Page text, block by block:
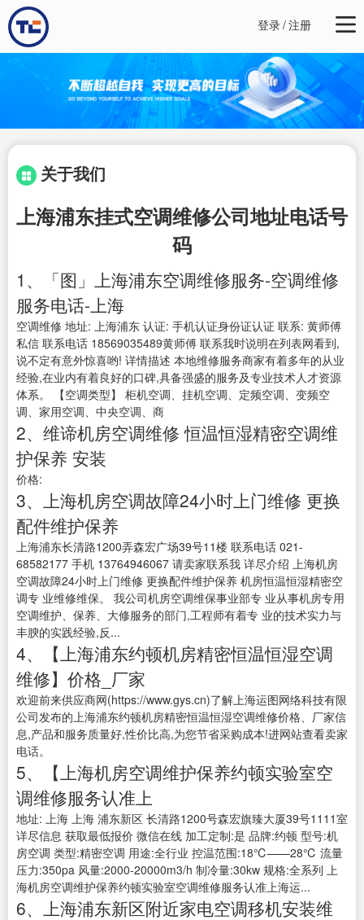
登录/注册
关于我们
上海浦东挂式空调维修公司地址电话号
码
1、「图」上海浦东空调维修服务-空调维修
服务电话-上海
空调维修 地址: 上海浦东 认证: 手机认证身份证认证 联系: 黄师傅
私信 联系电话 18569035489黄师傅 联系我时说明在列表网看到,
说不定有意外惊喜哟! 详情描述 本地维修服务商家有着多年的从业
经验,在业内有着良好的口碑,具备强盛的服务及专业技术人才资源
体系。 【空调类型】 柜机空调、挂机空调、定频空调、变频空
调、家用空调、中央空调、商
2、维谛机房空调维修 恒温恒湿精密空调维
护保养 安装
价格:
3、上海机房空调故障24小时上门维修 更换
配件维护保养
上海浦东长清路1200弄森宏广场39号11楼 联系电话 021-
68582177 手机 13764946067 请卖家联系我 详尽介绍 上海机房
空调故障24小时上门维修 更换配件维护保养 机房恒温恒湿精密空
调专 业维修维保。 我公司机房空调维保事业部专 业从事机房专用
空调维护、保养、大修服务的部门,工程师有着专 业的技术实力与
丰腴的实践经验,反...
4、【上海浦东约顿机房精密恒温恒湿空调
维修】价格_厂家
欢迎前来供应商网(https://www.gys.cn)了解上海运图网络科技有限
公司发布的上海浦东约顿机房精密恒温恒湿空调维修价格、厂家信
息,产品和服务质量好,性价比高,为您节省采购成本!进网站查看卖家
电话。
5、【上海机房空调维护保养约顿实验室空
调维修服务认准上
地址: 上海 上海 浦东新区 长清路1200号森宏旗臻大厦39号1111室
详尽信息 获取最低报价 微信在线 加工定制:是 品牌:约顿 型号:机
房空调 类型:精密空调 用途:全行业 控温范围:18℃——28℃ 流量
压力:350pa 风量:2000-20000m3/h 制冷量:30kw 规格:全系列 上
海机房空调维护保养约顿实验室空调维修服务认准上海运...
6、上海浦东新区附近家电空调移机安装维